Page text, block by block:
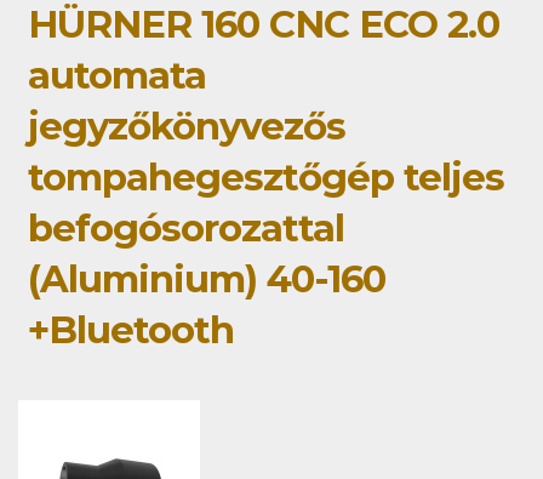
HÜRNER 160 CNC ECO 2.0
automata
jegyzőkönyvezős
tompahegesztőgép teljes
befogósorozattal
(Aluminium) 40-160
+Bluetooth